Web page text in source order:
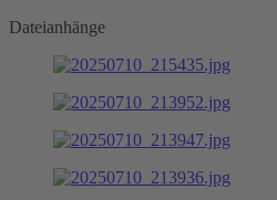
Dateianhänge